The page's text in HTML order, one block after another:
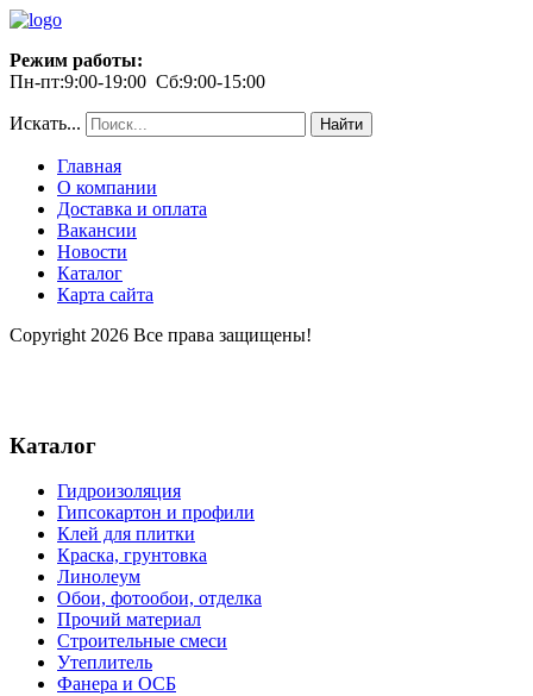
Режим работы:
Пн-пт:9:00-19:00 Сб:9:00-15:00
Искать... Найти
Главная
О компании
Доставка и оплата
Вакансии
Новости
Каталог
Карта сайта
Copyright 2026 Все права защищены!
Каталог
Гидроизоляция
Гипсокартон и профили
Клей для плитки
Краска, грунтовка
Линолеум
Обои, фотообои, отделка
Прочий материал
Строительные смеси
Утеплитель
Фанера и ОСБ